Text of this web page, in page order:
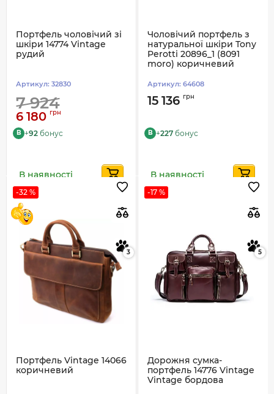
Портфель чоловічий зі
шкіри 14774 Vintage
рудий
Артикул: 32830
7 924
6 180 грн
B +92 бонус
В наявності
Чоловічий портфель з
натуральної шкіри Tony
Perotti 20896_1 (8091
moro) коричневий
Артикул: 64608
15 136 грн
B +227 бонус
В наявності
-32 %
3
Портфель Vintage 14066
коричневий
-17 %
5
Дорожня сумка-
портфель 14776 Vintage
Vintage бордова